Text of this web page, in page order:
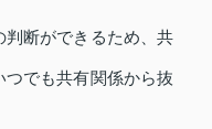
判断ができるため、共
でも共有関係から抜